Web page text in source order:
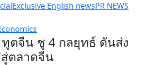
Exclusive English newsPR NEWS
ตจีน ชู 4 กลยุทธ์ ดันส่ง
ตลาดจีน